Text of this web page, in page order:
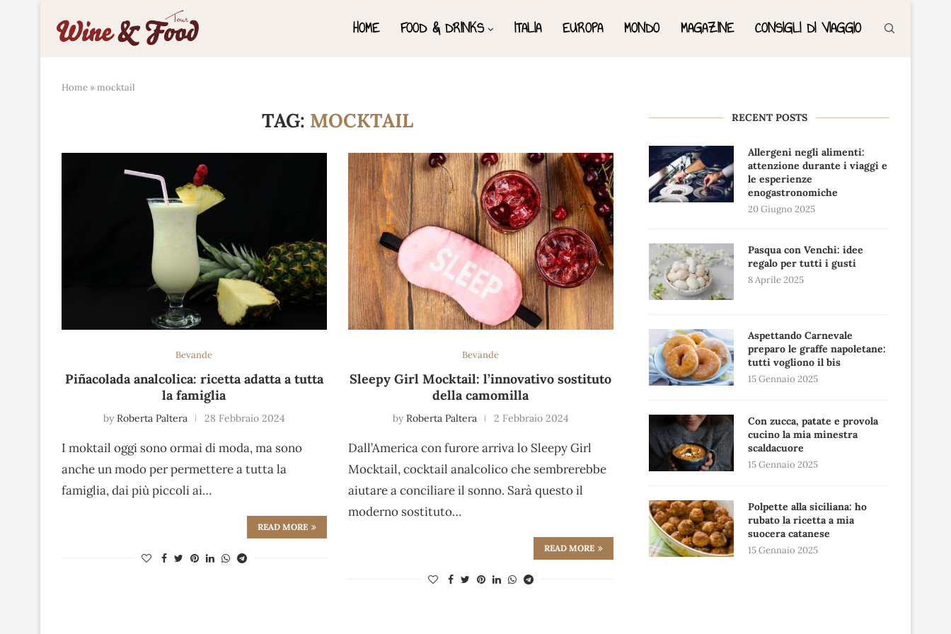
HOME FOOD & DRINKS ITALIA EUROPA MONDO MAGAZINE CONSIGLI DI VIAGGIO
Home » mocktail
TAG: MOCKTAIL
Bevande
Piñacolada analcolica: ricetta adatta a tutta
la famiglia
by Roberta Paltera 28 Febbraio 2024
I moktail oggi sono ormai di moda, ma sono
anche un modo per permettere a tutta la
famiglia, dai più piccoli ai…
READ MORE
Bevande
Sleepy Girl Mocktail: l’innovativo sostituto
della camomilla
by Roberta Paltera 2 Febbraio 2024
Dall’America con furore arriva lo Sleepy Girl
Mocktail, cocktail analcolico che sembrerebbe
aiutare a conciliare il sonno. Sarà questo il
moderno sostituto…
READ MORE
RECENT POSTS
Allergeni negli alimenti:
attenzione durante i viaggi e
le esperienze
enogastronomiche
20 Giugno 2025
Pasqua con Venchi: idee
regalo per tutti i gusti
8 Aprile 2025
Aspettando Carnevale
preparo le graffe napoletane:
tutti vogliono il bis
15 Gennaio 2025
Con zucca, patate e provola
cucino la mia minestra
scaldacuore
15 Gennaio 2025
Polpette alla siciliana: ho
rubato la ricetta a mia
suocera catanese
15 Gennaio 2025